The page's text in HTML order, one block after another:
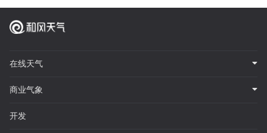
在线天气
商业气象
开发